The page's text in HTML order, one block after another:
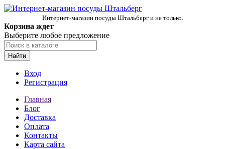
Интернет-магазин посуды Штальберг и не только.
Корзина ждет
Выберите любое предложение
Найти
Вход
Регистрация
Главная
Блог
Доставка
Оплата
Контакты
Карта сайта